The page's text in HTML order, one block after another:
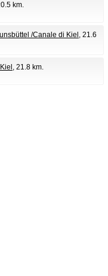
km.
/Canale di Kiel , 21.6
, 21.8 km.